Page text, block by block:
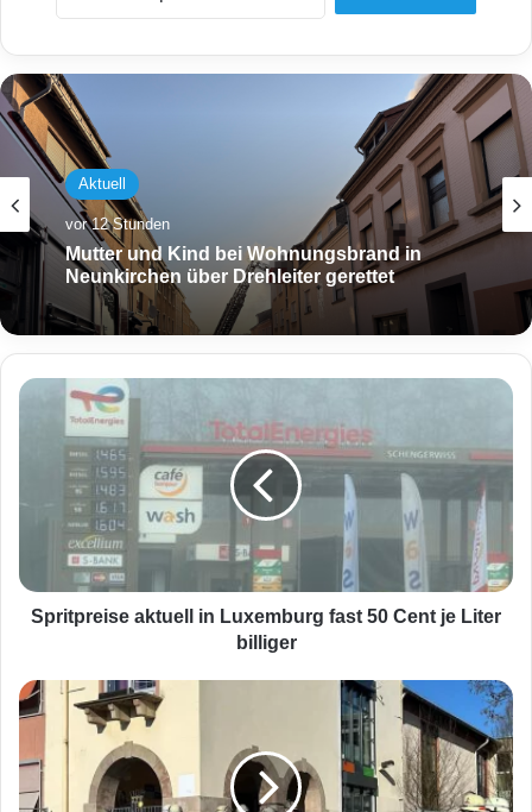
Aktuell
vor 12 Stunden
Mutter und Kind bei Wohnungsbrand in
Neunkirchen über Drehleiter gerettet
S
i
k
t
e
l
Spritpreise aktuell in Luxemburg fast 50 Cent je Liter
billiger
R
e
z
s